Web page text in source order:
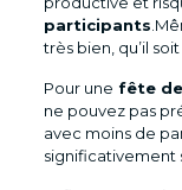
participants
très bien, qu’il
Pour une fête
ne pouvez pas
avec moins de
significativement